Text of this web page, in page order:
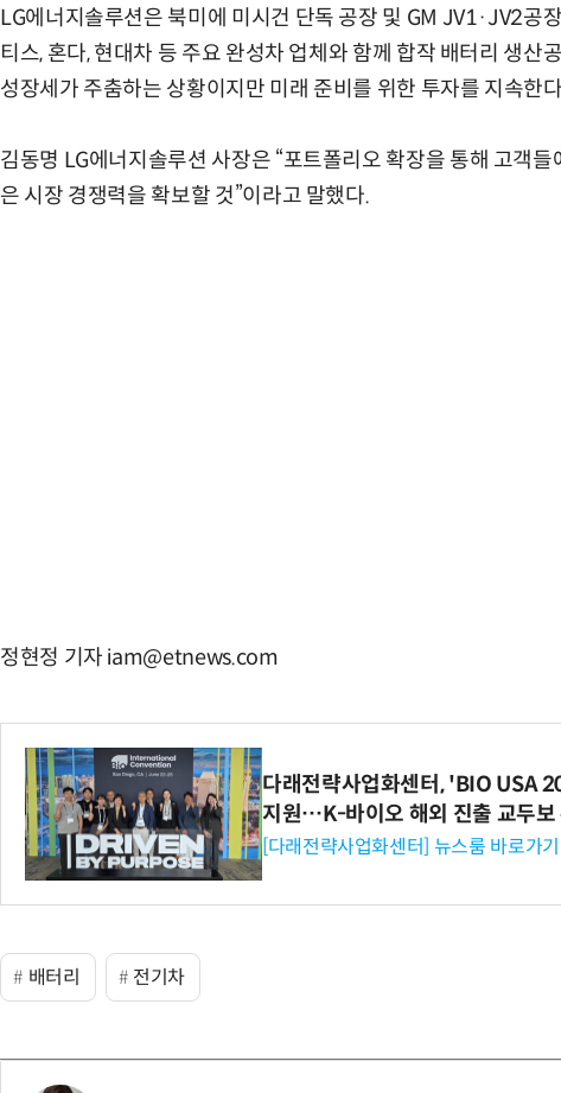
LG에너지솔루션은 북미에 미시건 단독 공장 및 GM JV1·JV2공
티스, 혼다, 현대차 등 주요 완성차 업체와 함께 합작 배터리 생산
성장세가 주춤하는 상황이지만 미래 준비를 위한 투자를 지속한
김동명 LG에너지솔루션 사장은 “포트폴리오 확장을 통해 고객
은 시장 경쟁력을 확보할 것”이라고 말했다.
정현정 기자 iam@etnews.com
다래전략사업화센터, 'BIO USA
지원…K-바이오 해외 진출 교두보
[다래전략사업화센터] 뉴스룸 바로가
배터리 전기차